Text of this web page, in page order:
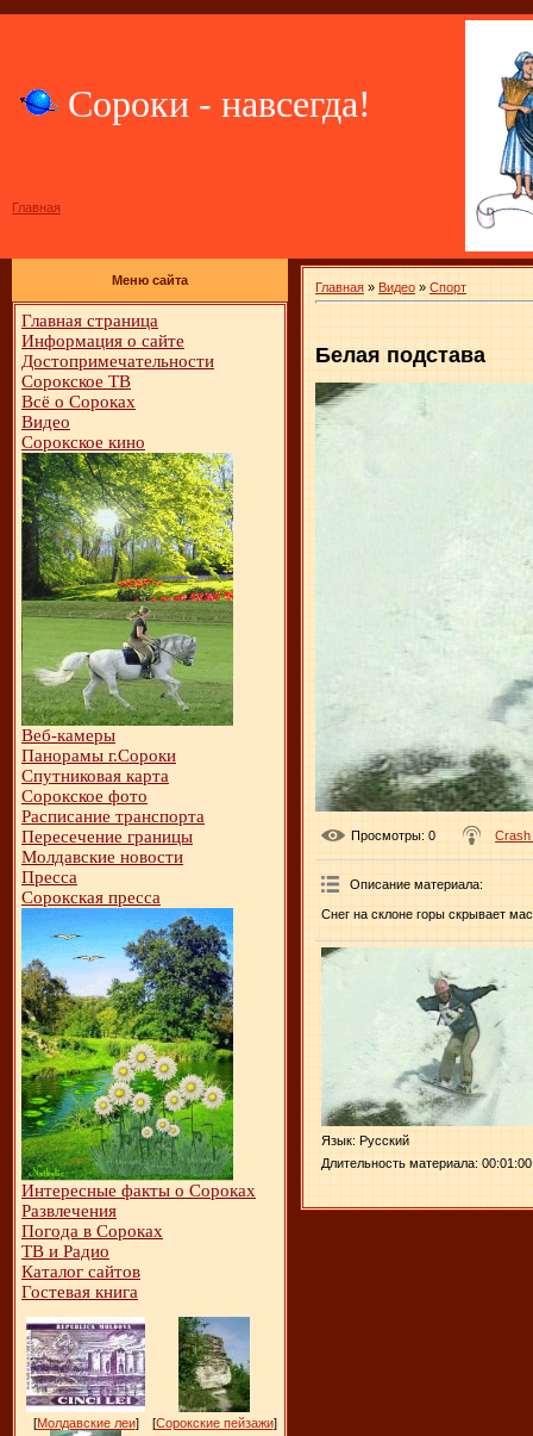
Сороки - навсегда!
Главная
Меню сайта
Главная страница
Информация о сайте
Достопримечательности
Сорокское ТВ
Всё о Сороках
Видео
Сорокское кино
Веб-камеры
Панорамы г.Сороки
Спутниковая карта
Сорокское фото
Расписание транспорта
Пересечение границы
Молдавские новости
Пресса
Сорокская пресса
Интересные факты о Сороках
Развлечения
Погода в Сороках
ТВ и Радио
Каталог сайтов
Гостевая книга
[Молдавские леи] [Сорокские пейзажи]
Главная » Видео » Спорт
Белая подстава
Просмотры: 0 Crash
Описание материала:
Снег на склоне горы скрывает
Язык: Русский
Длительность материала: 00:01:00